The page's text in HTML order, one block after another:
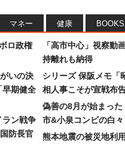
マネー 健康 BOOKS
ロ政権
いの決
早期健全
ラン戦争
防長官
「高市中心」視察
持離れも納得
シリーズ 保阪メモ「
相人事こそが宣戦布
偽善の8月が始まっ
市&小泉コンビの白々
熊本地震の被災地利